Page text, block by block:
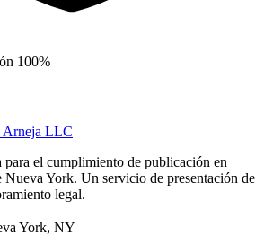
100%
Arneja LLC
para el cumplimiento de publicación en
York. Un servicio de presentación de
legal.
York, NY